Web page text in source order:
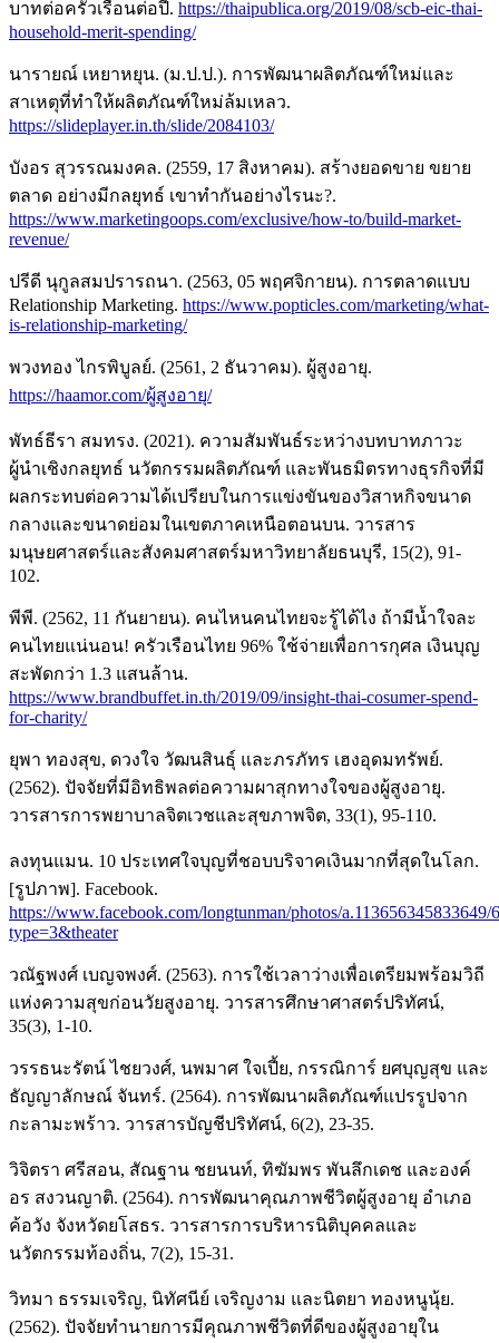
บาทต่อครัวเรือนต่อปี. https://thaipublica.org/2019/08/scb-eic-thai-
household-merit-spending/
นารายณ์ เหยาหยุน. (ม.ป.ป.). การพัฒนาผลิตภัณฑ์ใหม่และ
สาเหตุที่ทำให้ผลิตภัณฑ์ใหม่ล้มเหลว.
https://slideplayer.in.th/slide/2084103/
บังอร สุวรรณมงคล. (2559, 17 สิงหาคม). สร้างยอดขาย ขยาย
ตลาด อย่างมีกลยุทธ์ เขาทำกันอย่างไรนะ?.
https://www.marketingoops.com/exclusive/how-to/build-market-
revenue/
ปรีดี นุกูลสมปรารถนา. (2563, 05 พฤศจิกายน). การตลาดแบบ
Relationship Marketing. https://www.popticles.com/marketing/what-
is-relationship-marketing/
พวงทอง ไกรพิบูลย์. (2561, 2 ธันวาคม). ผู้สูงอายุ.
https://haamor.com/ผู้สูงอายุ/
พัทธ์ธีรา สมทรง. (2021). ความสัมพันธ์ระหว่างบทบาทภาวะ
ผู้นำเชิงกลยุทธ์ นวัตกรรมผลิตภัณฑ์ และพันธมิตรทางธุรกิจที่มี
ผลกระทบต่อความได้เปรียบในการแข่งขันของวิสาหกิจขนาด
กลางและขนาดย่อมในเขตภาคเหนือตอนบน. วารสาร
มนุษยศาสตร์และสังคมศาสตร์มหาวิทยาลัยธนบุรี, 15(2), 91-
102.
พีพี. (2562, 11 กันยายน). คนไหนคนไทยจะรู้ได้ไง ถ้ามีน้ำใจละ
คนไทยแน่นอน! ครัวเรือนไทย 96% ใช้จ่ายเพื่อการกุศล เงินบุญ
สะพัดกว่า 1.3 แสนล้าน.
https://www.brandbuffet.in.th/2019/09/insight-thai-cosumer-spend-
for-charity/
ยุพา ทองสุข, ดวงใจ วัฒนสินธุ์ และภรภัทร เฮงอุดมทรัพย์.
(2562). ปัจจัยที่มีอิทธิพลต่อความผาสุกทางใจของผู้สูงอายุ.
วารสารการพยาบาลจิตเวชและสุขภาพจิต, 33(1), 95-110.
ลงทุนแมน. 10 ประเทศใจบุญที่ชอบบริจาคเงินมากที่สุดในโลก.
[รูปภาพ]. Facebook.
https://www.facebook.com/longtunman/photos/a.113656345833649/
type=3&theater
วณัฐพงศ์ เบญจพงศ์. (2563). การใช้เวลาว่างเพื่อเตรียมพร้อมวิถี
แห่งความสุขก่อนวัยสูงอายุ. วารสารศึกษาศาสตร์ปริทัศน์,
35(3), 1-10.
วรรธนะรัตน์ ไชยวงศ์, นพมาศ ใจเปี้ย, กรรณิการ์ ยศบุญสุข และ
ธัญญาลักษณ์ จันทร์. (2564). การพัฒนาผลิตภัณฑ์แปรรูปจาก
กะลามะพร้าว. วารสารบัญชีปริทัศน์, 6(2), 23-35.
วิจิตรา ศรีสอน, สัณฐาน ชยนนท์, ทิฆัมพร พันลึกเดช และองค์
อร สงวนญาติ. (2564). การพัฒนาคุณภาพชีวิตผู้สูงอายุ อำเภอ
ค้อวัง จังหวัดยโสธร. วารสารการบริหารนิติบุคคลและ
นวัตกรรมท้องถิ่น, 7(2), 15-31.
วิทมา ธรรมเจริญ, นิทัศนีย์ เจริญงาม และนิตยา ทองหนูนุ้ย.
(2562). ปัจจัยทำนายการมีคุณภาพชีวิตที่ดีของผู้สูงอายุใน